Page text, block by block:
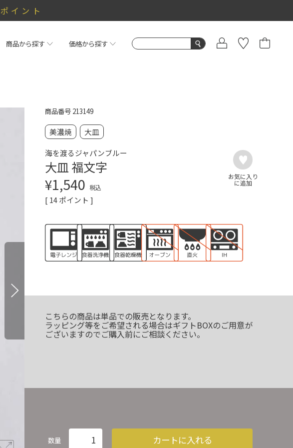
イント
商品から探す 価格から探す
商品番号 213149
美濃焼 大皿
海を渡るジャパンブルー
大皿 福文字
¥1,540 税込
[ 14 ポイント ]
こちらの商品は単品での販売となります。
ラッピング等をご希望される場合はギフトBOXのご用意が
ございますのでご購入前にご相談ください。
数量 カートに入れる